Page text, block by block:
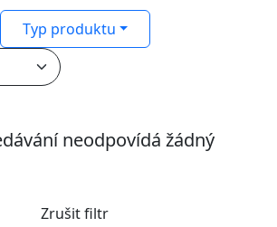
Typ produktu
neodpovídá žádný
Zrušit filtr